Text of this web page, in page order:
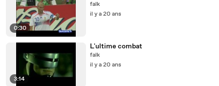
0:30
falk
il y a 20 ans
3:14
L'ultime combat
falk
il y a 20 ans